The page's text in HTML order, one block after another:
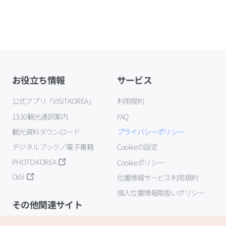
お役立ち情報
公式アプリ「VISITKOREA」
1330観光通訳案内
観光資料ダウンロード
デジタルブック／電子書籍
PHOTO KOREA
Odii
サービス
利用規約
FAQ
プライバシーポリシー
Cookieの設定
Cookieポリシー
位置情報サービス利用規約
個人位置情報取扱いポリシー
その他関連サイト